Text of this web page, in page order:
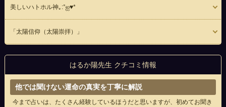
美しいハトホル神｡:°ஐ♥*
「太陽信仰（太陽崇拝）」
はるか陽先生 クチコミ情報
他では聞けない運命の真実を丁寧に解説
今まで占いは、たくさん経験しているほうだと思いますが、初めてお聞き